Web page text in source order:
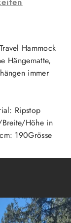
Hammock
Hängematte,
immer
Ripstop
Höhe in
190Grösse